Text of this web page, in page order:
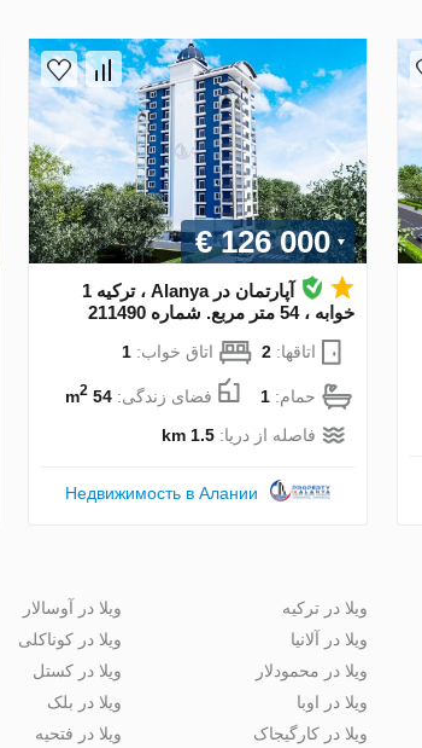
€ 126 000
آپارتمان در Alanya ، ترکیه 1
خوابه ، 54 متر مربع. شماره 211490
اتاقها: 2 اتاق خواب: 1
حمام: 1 فضای زندگی: 54 m
2
فاصله از دریا: 1.5 km
Недвижимость в Алании
ویلا در ترکیه
ویلا در آلانیا
ویلا در محمودلار
ویلا در اوبا
ویلا در کارگیجاک
ویلا در آوسالار
ویلا در کوناکلی
ویلا در کستل
ویلا در بلک
ویلا در فتحیه